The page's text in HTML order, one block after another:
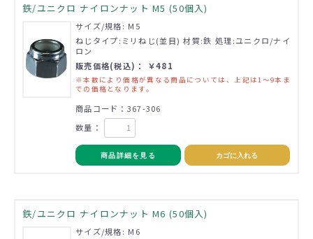
鉄/ユニクロ ナイロンナット M5 (50個入)
サイズ/規格: M5
ねじタイプ:ミリねじ(並目) 材質:鉄 処理:ユニクロ/ナイ
ロン
販売価格(税込)： ￥481
※本数により価格が異なる商品については、上記は1～9本ま
での価格となります。
商品コード：367-306
数量：
商品詳細を見る カゴに入れる
鉄/ユニクロ ナイロンナット M6 (50個入)
サイズ/規格: M6